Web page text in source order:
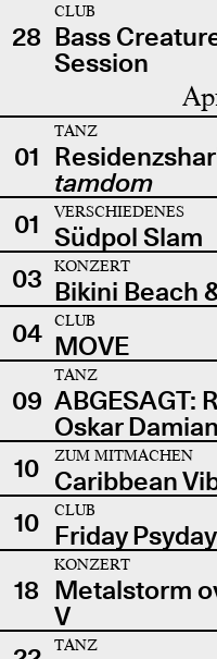
28
CLUB
Bass
Session
01
TANZ
tamdom
01
VERSCHIEDENES
Südpol Slam
03
KONZERT
Bikini Beach
04
CLUB
MOVE
09
TANZ
ABGESAGT:
Oskar
10
ZUM MITMACHEN
Caribbean
10
CLUB
Friday Psyday
18
KONZERT
Metalstorm
V
TANZ